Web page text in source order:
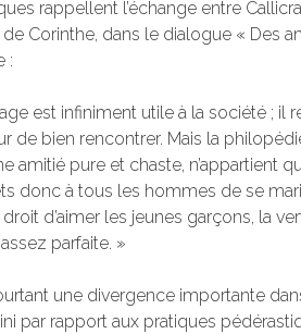
rappellent l’échange entre
de Corinthe, dans le dialogue « Des
:
est infiniment utile à la société ; il
de bien rencontrer. Mais la
amitié pure et chaste, n’appartient
donc à tous les hommes de se
d’aimer les jeunes garçons, la
parfaite. »
une divergence importante
par rapport aux pratiques